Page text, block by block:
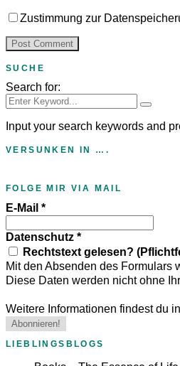
Zustimmung zur
SUCHE
Search for:
Input your search keywords and
VERSUNKEN IN ….
FOLGE MIR VIA MAIL
E-Mail *
Datenschutz *
Rechtstext gelesen?
Mit den Absenden des Formulars
Diese Daten werden nicht ohne
Weitere Informationen findest du
LIEBLINGSBLOGS